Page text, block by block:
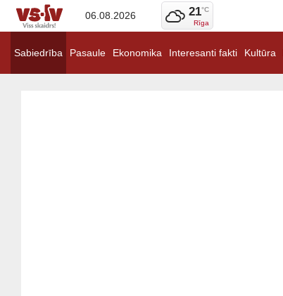
06.08.2026 21°C
Rīga
Sabiedrība Pasaule Ekonomika Interesanti fakti Kultūra